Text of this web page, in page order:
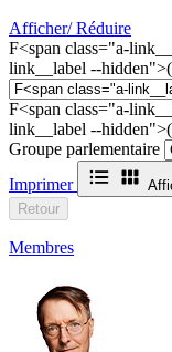
Afficher/ Réduire
F<span class="a-
link__label --
F<span class="a-
link__label --
Groupe parlementaire
Imprimer
Retour
Membres